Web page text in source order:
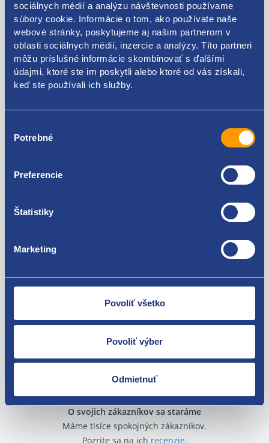
sociálnych médií a analýzu návštevnosti používame
súbory cookie. Informácie o tom, ako používate naše
webové stránky, poskytujeme aj našim partnerom v
oblasti sociálnych médií, inzercie a analýzy. Títo partneri
môžu príslušné informácie skombinovať s ďalšími
údajmi, ktoré ste im poskytli alebo ktoré od vás získali,
keď ste používali ich služby.
súhlasu
Potrebné
Preferencie
Štatistiky
Marketing
Povoliť všetko
Povoliť výber
Odmietnuť
Kódy produktov
6351HN
Citroen C5 2008-
Nie ste spokojní? Vyriešime to!
Tovar môžete vrátiť do 60 dní od
O svojich zákazníkov sa staráme
Máme tisíce spokojných zákazníkov.
Pozrite sa na ich recenzie.